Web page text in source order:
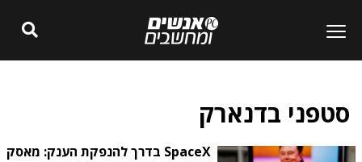
סטפני בדנארק
SpaceX בדרך להנפקת הענק: מאסק